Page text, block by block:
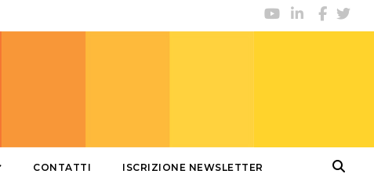
CONTATTI ISCRIZIONE NEWSLETTER